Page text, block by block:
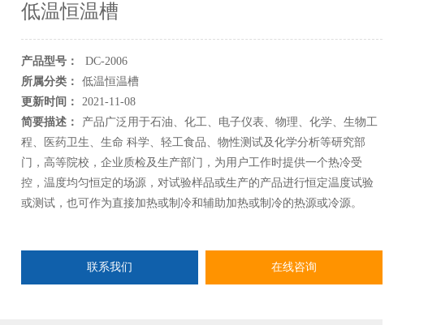
低温恒温槽
产品型号：
DC-2006
所属分类：
低温恒温槽
更新时间：
2021-11-08
简要描述：
产品广泛用于石油、化工、电子仪表、物理、化学、生物工
程、医药卫生、生命 科学、轻工食品、物性测试及化学分析等研究部
门，高等院校，企业质检及生产部门，为用户工作时提供一个热冷受
控，温度均匀恒定的场源，对试验样品或生产的产品进行恒定温度试验
或测试，也可作为直接加热或制冷和辅助加热或制冷的热源或冷源。
联系我们 在线咨询